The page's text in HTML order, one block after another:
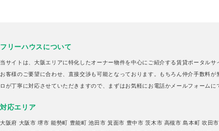
フリーハウスについて
当サイトは、大阪エリアに特化したオーナー物件を中心にご紹介する賃貸ポータル
お客様のご要望に合わせ、直接交渉も可能となっております。もちろん仲介手数料
ロが丁寧に対応させていただきますので、まずはお気軽にお電話かメールフォームに
対応エリア
大阪府 大阪市 堺市 能勢町 豊能町 池田市 箕面市 豊中市 茨木市 高槻市 島本町 吹田市